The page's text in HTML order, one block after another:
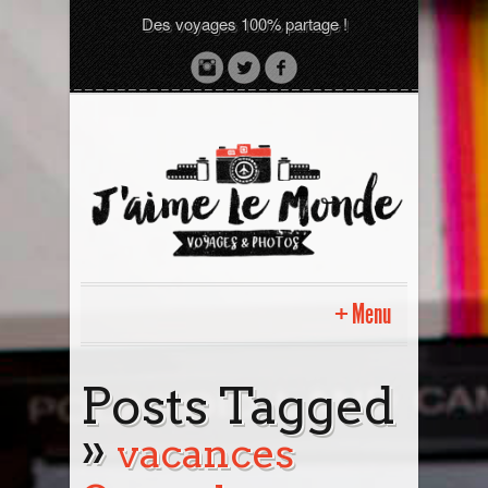
Des voyages 100% partage !
Menu
Accueil
Sri Lanka avec moi
Posts Tagged
» vacances